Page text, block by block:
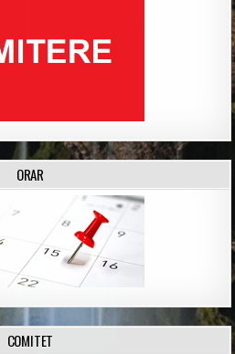
ORAR
COMITET